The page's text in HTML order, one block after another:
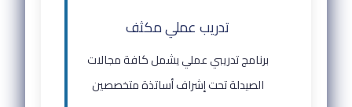
تدريب عملي مكثف
برنامج تدريبي عملي يشمل كافة مجالات
الصيدلة تحت إشراف أساتذة متخصصين